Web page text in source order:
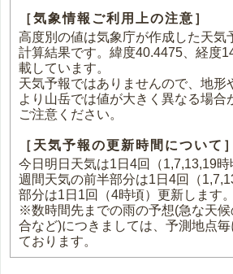
［気象情報ご利用上の注意］
高度別の値は気象庁が作成した天気
計算結果です。緯度40.4475、経度
載しています。
天気予報ではありませんので、地形
より山岳では値が大きく異なる場合
ご注意ください。
［天気予報の更新時間について］
今日明日天気は1日4回（1,7,13,19時
週間天気の前半部分は1日4回（
部分は1日1回（4時頃）更新します。
※数時間先までの雨の予想(急な天
合など)につきましては、予測地点
ております。